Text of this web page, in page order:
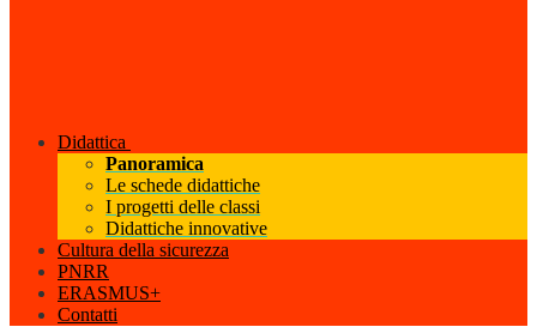
Didattica
Panoramica
Le schede didattiche
I progetti delle classi
Didattiche innovative
Cultura della sicurezza
PNRR
ERASMUS+
Contatti